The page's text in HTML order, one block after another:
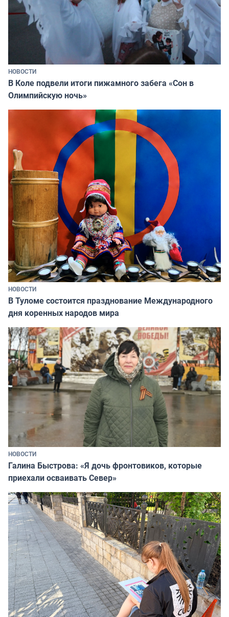
НОВОСТИ
В Коле подвели итоги пижамного забега «Сон в
Олимпийскую ночь»
НОВОСТИ
В Туломе состоится празднование Международного
дня коренных народов мира
НОВОСТИ
Галина Быстрова: «Я дочь фронтовиков, которые
приехали осваивать Север»